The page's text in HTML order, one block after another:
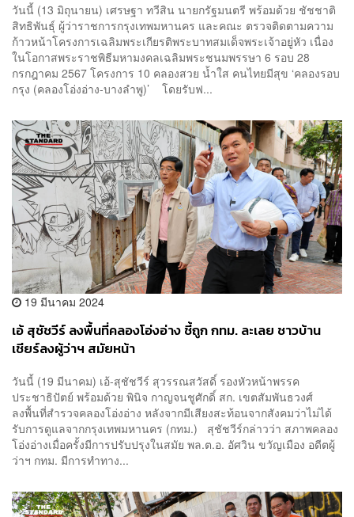
วันนี้ (13 มิถุนายน) เศรษฐา ทวีสิน นายกรัฐมนตรี พร้อมด้วย ชัชชาติ
สิทธิพันธุ์ ผู้ว่าราชการกรุงเทพมหานคร และคณะ ตรวจติดตามความ
ก้าวหน้าโครงการเฉลิมพระเกียรติพระบาทสมเด็จพระเจ้าอยู่หัว เนื่อง
ในโอกาสพระราชพิธีมหามงคลเฉลิมพระชนมพรรษา 6 รอบ 28
กรกฎาคม 2567 โครงการ 10 คลองสวย น้ำใส คนไทยมีสุข ‘คลองรอบ
กรุง (คลองโอ่งอ่าง-บางลำพู)’ โดยรับฟ...
19 มีนาคม 2024
เอ้ สุชัชวีร์ ลงพื้นที่คลองโอ่งอ่าง ชี้ถูก กทม. ละเลย ชาวบ้าน
เชียร์ลงผู้ว่าฯ สมัยหน้า
วันนี้ (19 มีนาคม) เอ้-สุชัชวีร์ สุวรรณสวัสดิ์ รองหัวหน้าพรรค
ประชาธิปัตย์ พร้อมด้วย พินิจ กาญจนชูศักดิ์ สก. เขตสัมพันธวงศ์
ลงพื้นที่สำรวจคลองโอ่งอ่าง หลังจากมีเสียงสะท้อนจากสังคมว่าไม่ได้
รับการดูแลจากกรุงเทพมหานคร (กทม.) สุชัชวีร์กล่าวว่า สภาพคลอง
โอ่งอ่างเมื่อครั้งมีการปรับปรุงในสมัย พล.ต.อ. อัศวิน ขวัญเมือง อดีตผู้
ว่าฯ กทม. มีการทำทาง...